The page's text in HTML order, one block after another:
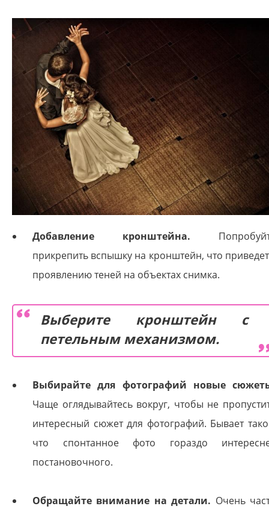
Добавление кронштейна.
прикрепить вспышку на кронштейн, что
проявлению теней на объектах снимка.
Выберите кронштейн с
петельным механизмом.
Выбирайте для фотографий новые
Чаще оглядывайтесь вокруг, чтобы не
интересный сюжет для фотографий. Бывает
что спонтанное фото гораздо
постановочного.
Обращайте внимание на детали. Очень